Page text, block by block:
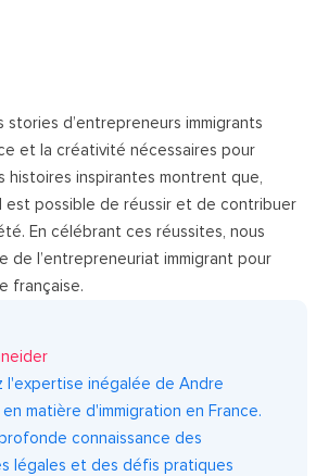
stories d’entrepreneurs immigrants
et la créativité nécessaires pour
histoires inspirantes montrent que,
est possible de réussir et de contribuer
En célébrant ces réussites, nous
de l’entrepreneuriat immigrant pour
française.
l'expertise inégalée de Andre
matière d'immigration en France.
connaissance des
légales et des défis pratiques